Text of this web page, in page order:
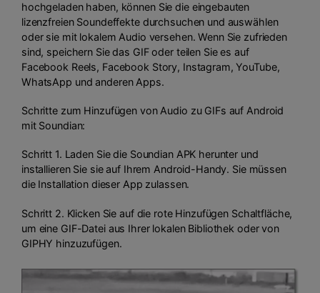
hochgeladen haben, können Sie die eingebauten
lizenzfreien Soundeffekte durchsuchen und auswählen
oder sie mit lokalem Audio versehen. Wenn Sie zufrieden
sind, speichern Sie das GIF oder teilen Sie es auf
Facebook Reels, Facebook Story, Instagram, YouTube,
WhatsApp und anderen Apps.
Schritte zum Hinzufügen von Audio zu GIFs auf Android
mit Soundian:
Schritt 1. Laden Sie die Soundian APK herunter und
installieren Sie sie auf Ihrem Android-Handy. Sie müssen
die Installation dieser App zulassen.
Schritt 2. Klicken Sie auf die rote Hinzufügen Schaltfläche,
um eine GIF-Datei aus Ihrer lokalen Bibliothek oder von
GIPHY hinzuzufügen.